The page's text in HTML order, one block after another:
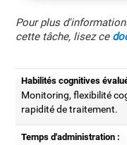
Pour plus
cette tâche, lisez ce
Habilités cognitives
Monitoring, flexibilité
rapidité de traitement.
Temps d'administration :